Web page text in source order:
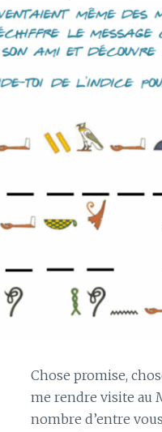
Chose promise,
me rendre visite au
nombre d’entre